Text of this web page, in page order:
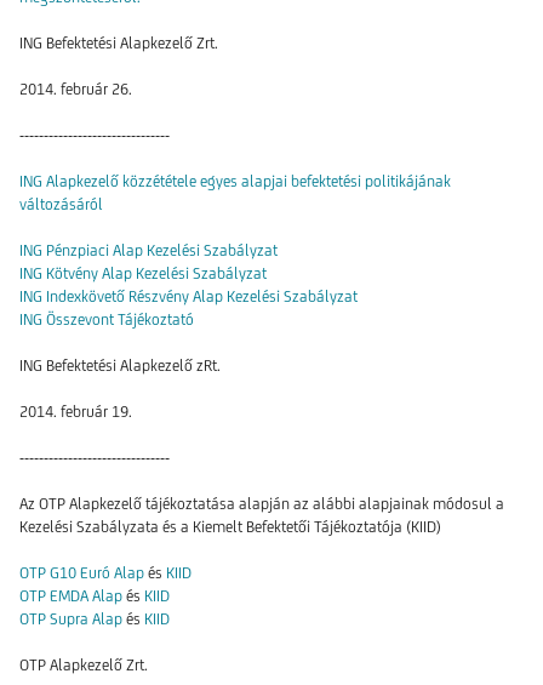
ING Befektetési Alapkezelő Zrt.
2014. február 26.
-------------------------------
ING Alapkezelő közzététele egyes alapjai befektetési politikájának
változásáról
ING Pénzpiaci Alap Kezelési Szabályzat
ING Kötvény Alap Kezelési Szabályzat
ING Indexkövető Részvény Alap Kezelési Szabályzat
ING Összevont Tájékoztató
ING Befektetési Alapkezelő zRt.
2014. február 19.
-------------------------------
Az OTP Alapkezelő tájékoztatása alapján az alábbi alapjainak módosul a
Kezelési Szabályzata és a Kiemelt Befektetői Tájékoztatója (KIID)
OTP G10 Euró Alap és KIID
OTP EMDA Alap és KIID
OTP Supra Alap és KIID
OTP Alapkezelő Zrt.